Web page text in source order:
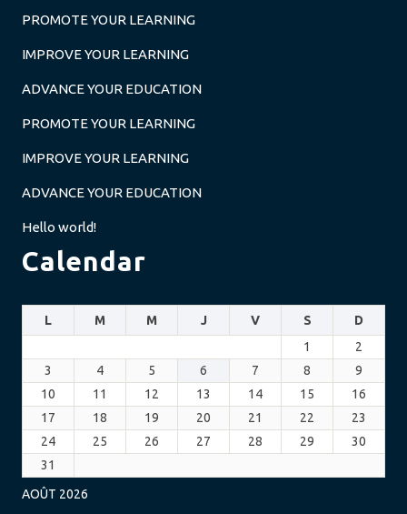
PROMOTE YOUR LEARNING
IMPROVE YOUR LEARNING
ADVANCE YOUR EDUCATION
PROMOTE YOUR LEARNING
IMPROVE YOUR LEARNING
ADVANCE YOUR EDUCATION
Hello world!
Calendar
AOÛT 2026
L M M J V S
D
1
2
3
4 5 6 7 8
9
10
11 12 13 14 15
16
17
18 19 20 21 22
23
24
25 26 27 28 29
30
31